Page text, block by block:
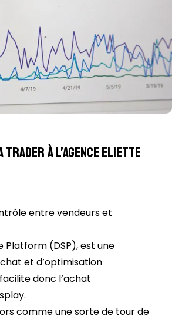
Trader à l’Agence Eliette
entre vendeurs et
Platform (DSP), est une
et d’optimisation
donc l’achat
comme une sorte de tour de